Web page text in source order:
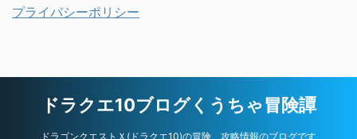
プライバシーポリシー
ドラクエ10ブログくうちゃ冒険譚
ドラゴンクエストＸ(ドラクエ10)の冒険、攻略情報のブログです